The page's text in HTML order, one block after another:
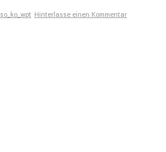
so_ko_wpt Hinterlasse einen Kommentar